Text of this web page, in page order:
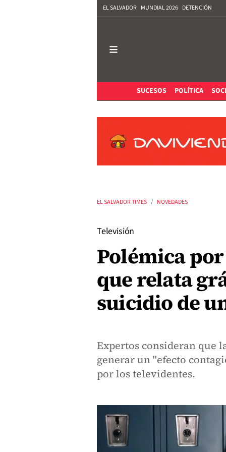
EL SALVADOR MUNDIAL 2026 DETENCIÓN
SUCESOS POLÍTICA
EL SALVADOR TIMES NOVEDADES
Televisión
Polémica
que relata
suicidio de
Expertos consideran que
generar un "efecto
por los televidentes.